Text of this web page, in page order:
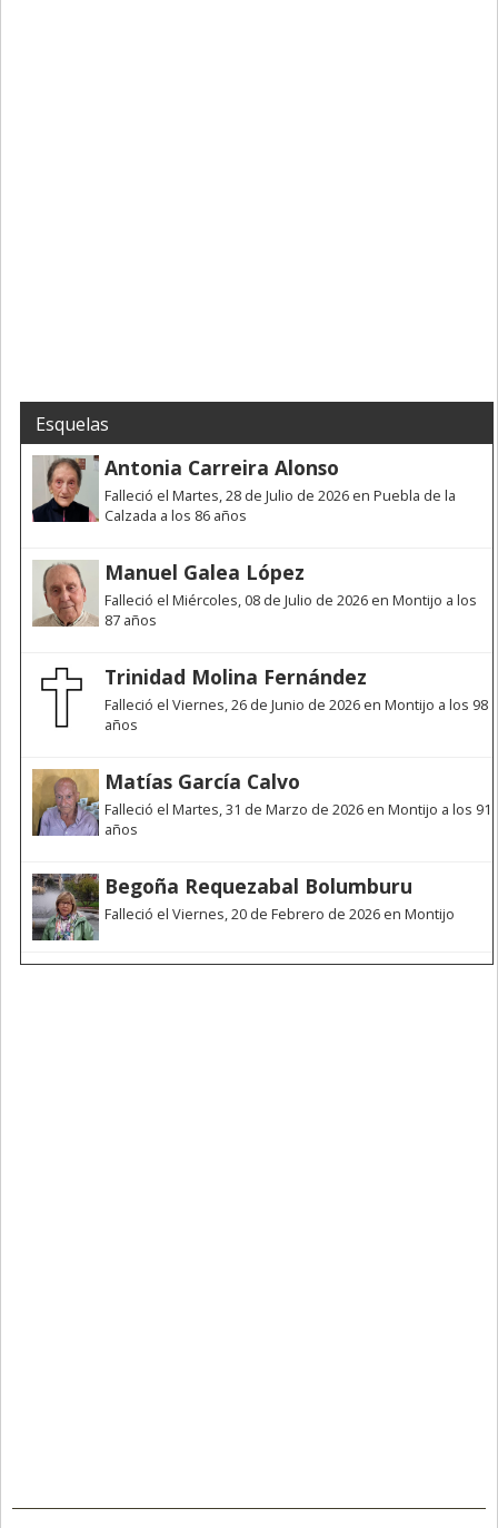
Esquelas
Antonia Carreira Alonso
Falleció el Martes, 28 de Julio de 2026 en Puebla de la
Calzada a los 86 años
Manuel Galea López
Falleció el Miércoles, 08 de Julio de 2026 en Montijo a los
87 años
Trinidad Molina Fernández
Falleció el Viernes, 26 de Junio de 2026 en Montijo a los 98
años
Matías García Calvo
Falleció el Martes, 31 de Marzo de 2026 en Montijo a los 91
años
Begoña Requezabal Bolumburu
Falleció el Viernes, 20 de Febrero de 2026 en Montijo